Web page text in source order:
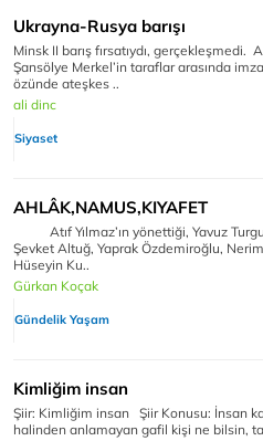
Ukrayna-Rusya barışı
Minsk II barış fırsatıydı, gerçekleşmedi.
Şansölye Merkel’in taraflar arasında
özünde ateşkes ..
ali dinc
Siyaset
AHLÂK,NAMUS,KIYAFET
Atıf Yılmaz’ın yönettiği, Yavuz
Şevket Altuğ, Yaprak Özdemiroğlu,
Hüseyin Ku..
Gürkan Koçak
Gündelik Yaşam
Kimliğim insan
Şiir: Kimliğim insan Şiir
halinden anlamayan gafil kişi ne bilsin,